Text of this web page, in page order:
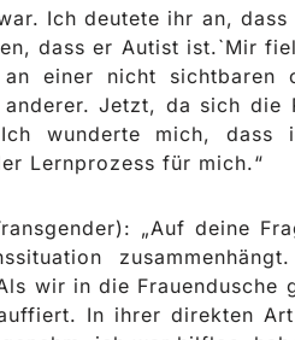
Ich deutete ihr an,
dass er Autist ist.`Mir
einer nicht sichtbaren
Jetzt, da sich die
wunderte mich, dass
Lernprozess für mich.“
„Auf deine
wir in die
In ihrer direkten